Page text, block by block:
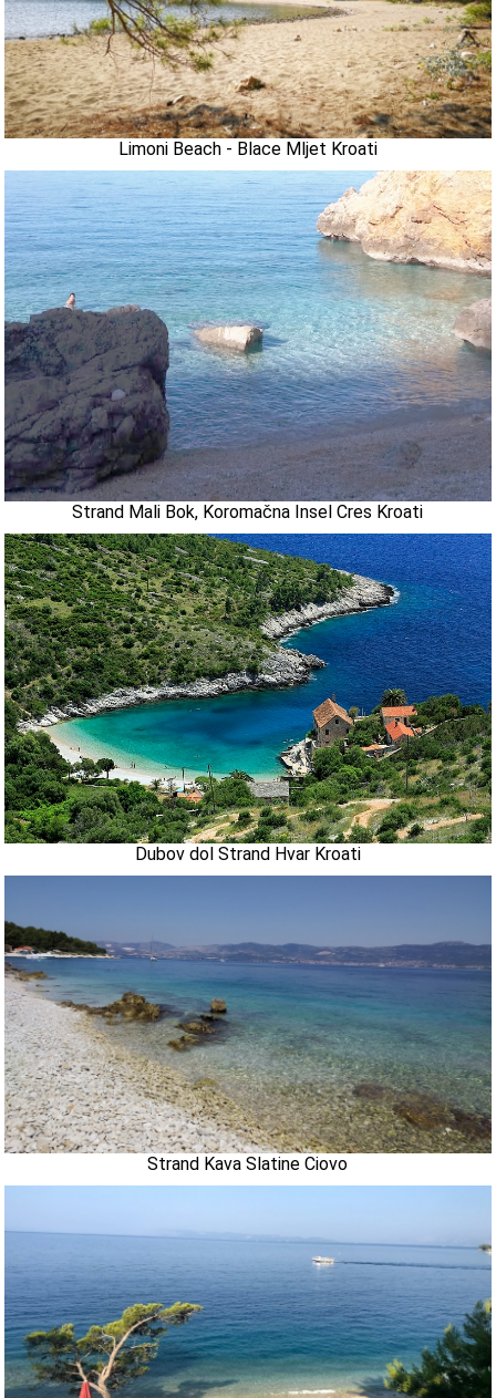
Limoni Beach - Blace Mljet Kroati
Strand Mali Bok, Koromačna Insel Cres Kroati
Dubov dol Strand Hvar Kroati
Strand Kava Slatine Ciovo